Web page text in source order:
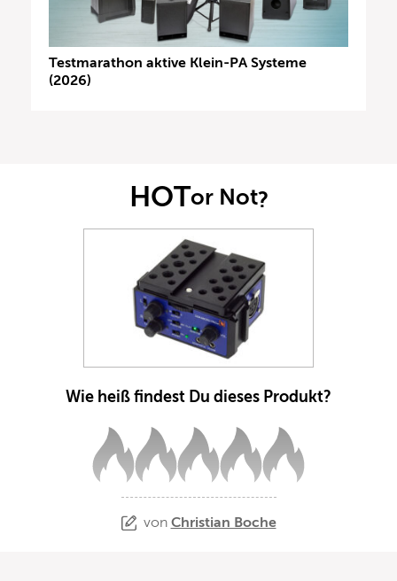
Testmarathon aktive Klein-PA Systeme
(2026)
HOTor Not?
Wie heiß findest Du dieses Produkt?
von Christian Boche